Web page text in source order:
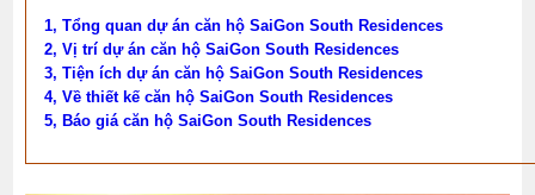
1, Tổng quan dự án căn hộ SaiGon South Residences
2, Vị trí dự án căn hộ SaiGon South Residences
3, Tiện ích dự án căn hộ SaiGon South Residences
4, Về thiết kế căn hộ SaiGon South Residences
5, Báo giá căn hộ SaiGon South Residences